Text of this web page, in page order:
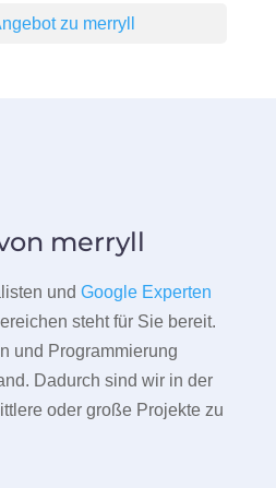
zu merryll
merryll
und Google Experten
steht für Sie bereit.
und Programmierung
Dadurch sind wir in der
oder große Projekte zu